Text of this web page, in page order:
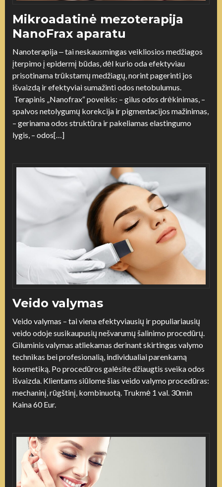
Mikroadatinė mezoterapija
NanoFrax aparatu
Nanoterapija ‒ tai neskausmingas veikliosios medžiagos
įterpimo į epidermį būdas, dėl kurio oda efektyviau
prisotinama trūkstamų medžiagų, norint pagerinti jos
išvaizdą ir efektyviai sumažinti odos netobulumus.
Terapinis „Nanofrax“ poveikis: – gilus odos drėkinimas, –
spalvos netolygumų korekcija ir pigmentacijos mažinimas,
– gerinama odos struktūra ir pakeliamas elastingumo
lygis, – odos[…]
Veido valymas
Veido valymas – tai viena efektyviausių ir populiariausių
veido odoje susikaupusių nešvarumų šalinimo procedūrų.
Giluminis valymas atliekamas derinant skirtingas valymo
technikas bei profesionalią, individualiai parenkamą
kosmetiką. Po procedūros galėsite džiaugtis sveika odos
išvaizda. Klientams siūlome šias veido valymo procedūras:
mechaninį, rūgštinį, kombinuotą. Trukmė 1 val. 30min
Kaina 60 Eur.